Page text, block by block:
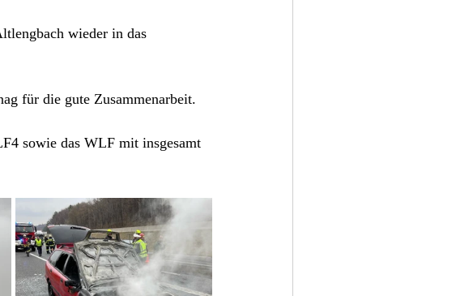
wieder in das
für die gute Zusammenarbeit.
sowie das WLF mit insgesamt